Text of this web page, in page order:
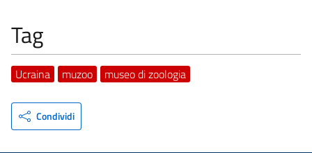
Tag
Ucraina muzoo museo di zoologia
Condividi